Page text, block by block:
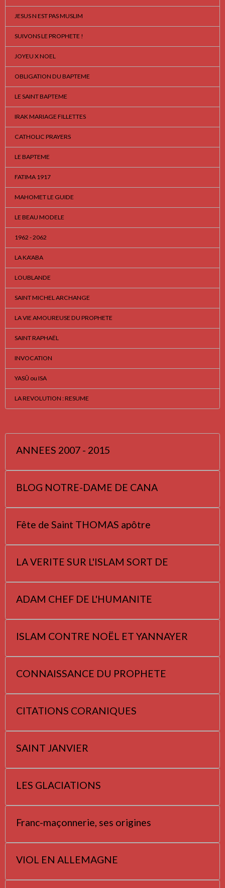
JESUS N EST PAS MUSLIM
SUIVONS LE PROPHETE !
JOYEU X NOEL
OBLIGATION DU BAPTEME
LE SAINT BAPTEME
IRAK MARIAGE FILLETTES
CATHOLIC PRAYERS
LE BAPTEME
FATIMA 1917
MAHOMET LE GUIDE
LE BEAU MODELE
1962 - 2062
LA KA'ABA
LOUBLANDE
SAINT MICHEL ARCHANGE
LA VIE AMOUREUSE DU PROPHETE
SAINT RAPHAËL
INVOCATION
YASÛ ou ISA
LA REVOLUTION : RESUME
ANNEES 2007 - 2015
BLOG NOTRE-DAME DE CANA
Fête de Saint THOMAS apôtre
LA VERITE SUR L'ISLAM SORT DE
ADAM CHEF DE L'HUMANITE
ISLAM CONTRE NOËL ET YANNAYER
CONNAISSANCE DU PROPHETE
CITATIONS CORANIQUES
SAINT JANVIER
LES GLACIATIONS
Franc-maçonnerie, ses origines
VIOL EN ALLEMAGNE